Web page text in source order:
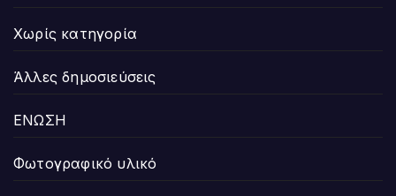
Χωρίς κατηγορία
Άλλες δημοσιεύσεις
ΕΝΩΣΗ
Φωτογραφικό υλικό